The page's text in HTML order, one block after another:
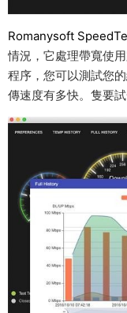
Romanysoft
情況，它處理帶寬使
程序，您可以測試您
傳速度有多快。隻要